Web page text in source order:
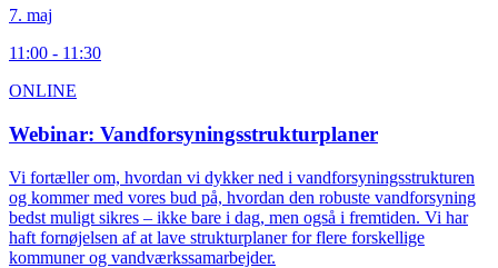
7. maj
11:00 - 11:30
ONLINE
Webinar: Vandforsyningsstrukturplaner
Vi fortæller om, hvordan vi dykker ned i vandforsyningsstrukturen
og kommer med vores bud på, hvordan den robuste vandforsyning
bedst muligt sikres – ikke bare i dag, men også i fremtiden. Vi har
haft fornøjelsen af at lave strukturplaner for flere forskellige
kommuner og vandværkssamarbejder.